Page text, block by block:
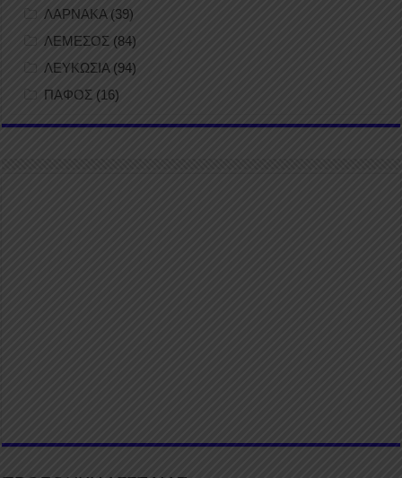
ΛΑΡΝΑΚΑ (39)
ΛΕΜΕΣΟΣ (84)
ΛΕΥΚΩΣΙΑ(94)
ΠΑΦΟΣ (16)